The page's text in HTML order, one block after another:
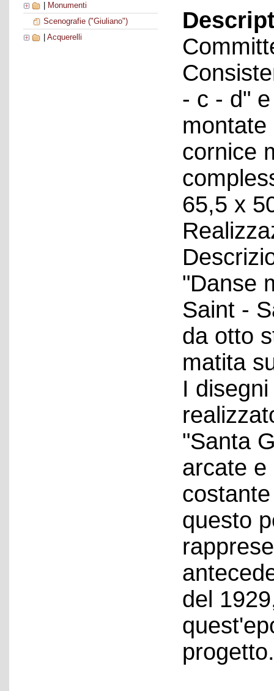
Monumenti
Scenografie ("Giuliano")
Acquerelli
- c - d"
cornice
65,5 x
"Danse
Saint -
da otto
matita
I
"Santa
arcate e
questo
del
progetto.